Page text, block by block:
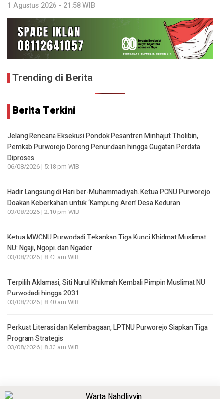
1 Agustus 2026 - 21:58 WIB
Trending di Berita
Berita Terkini
Jelang Rencana Eksekusi Pondok Pesantren Minhajut Tholibin,
Pemkab Purworejo Dorong Penundaan hingga Gugatan Perdata
Diproses
06/08/2026 | 5:18 pm WIB
Hadir Langsung di Hari ber-Muhammadiyah, Ketua PCNU Purworejo
Doakan Keberkahan untuk ‘Kampung Aren’ Desa Keduran
03/08/2026 | 2:10 pm WIB
Ketua MWCNU Purwodadi Tekankan Tiga Kunci Khidmat Muslimat
NU: Ngaji, Ngopi, dan Ngader
03/08/2026 | 8:43 am WIB
Terpilih Aklamasi, Siti Nurul Khikmah Kembali Pimpin Muslimat NU
Purwodadi hingga 2031
03/08/2026 | 8:40 am WIB
Perkuat Literasi dan Kelembagaan, LPTNU Purworejo Siapkan Tiga
Program Strategis
03/08/2026 | 8:33 am WIB